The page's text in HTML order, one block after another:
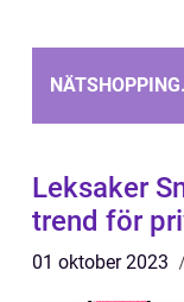
NÄTSHOPPING.
Leksaker
trend för
01 oktober 2023